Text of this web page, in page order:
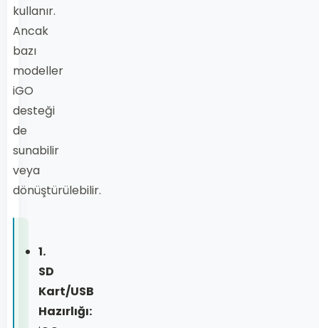
kullanır.
Ancak
bazı
modeller
iGO
desteği
de
sunabilir
veya
dönüştürülebilir.
1.
SD
Kart/USB
Hazırlığı: